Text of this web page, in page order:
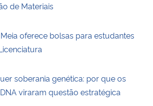
de Materiais
oferece bolsas para estudantes
soberania genética: por que os
viraram questão estratégica